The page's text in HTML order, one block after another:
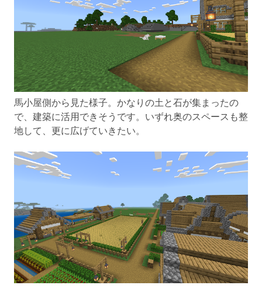
馬小屋側から見た様子。かなりの土と石が集まったの
で、建築に活用できそうです。いずれ奥のスペースも整
地して、更に広げていきたい。